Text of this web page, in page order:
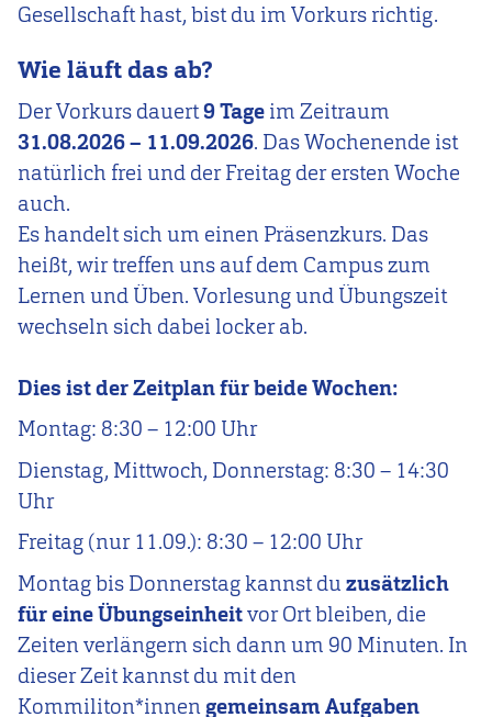
Gesellschaft hast, bist du im Vorkurs richtig.
Wie läuft das ab?
Der Vorkurs dauert9 Tage im Zeitraum
31.08.2026 – 11.09.2026. Das Wochenende ist
natürlich frei und der Freitag der ersten Woche
auch.
Es handelt sich um einen Präsenzkurs. Das
heißt, wir treffen uns auf dem Campus zum
Lernen und Üben. Vorlesung und Übungszeit
wechseln sich dabei locker ab.
Dies ist der Zeitplan für beide Wochen:
Montag: 8:30 – 12:00 Uhr
Dienstag, Mittwoch, Donnerstag: 8:30 – 14:30
Uhr
Freitag (nur 11.09.): 8:30 – 12:00 Uhr
Montag bis Donnerstag kannst du zusätzlich
für eine Übungseinheitvor Ort bleiben, die
Zeiten verlängern sich dann um 90 Minuten. In
dieser Zeit kannst du mit den
Kommiliton*innengemeinsam Aufgaben